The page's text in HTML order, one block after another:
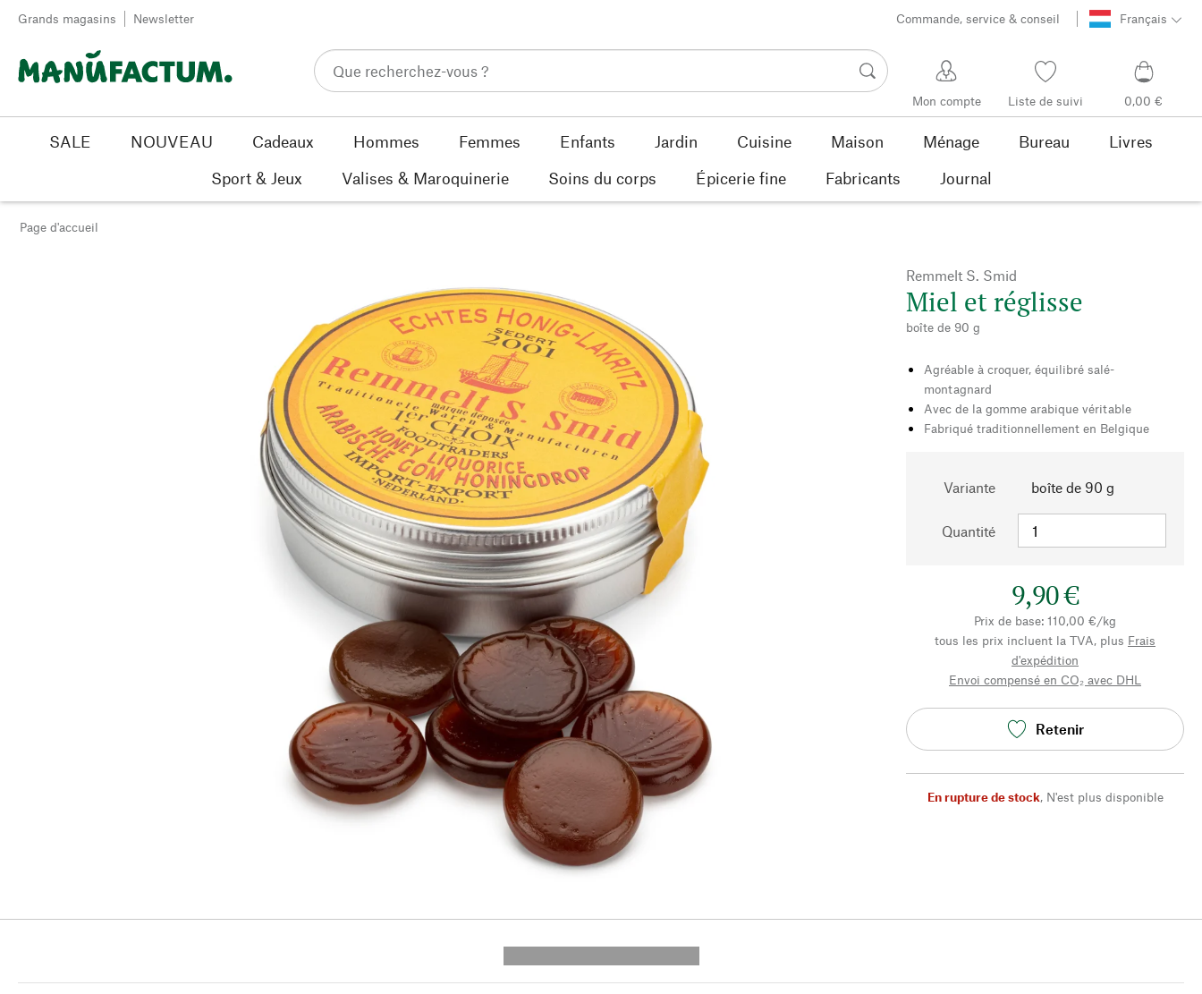
Passer au contenu
Grands magasins Newsletter Commande, service & conseil Français
Mon compte Liste de suivi 0,00 €
SALE NOUVEAU Cadeaux Hommes Femmes Enfants Jardin Cuisine Maison Ménage Bureau
Livres
Sport & Jeux
Valises & Maroquinerie Soins du corps Épicerie fine Fabricants Journal
Page d'accueil
Remmelt S. Smid
Miel et réglisse
boîte de 90 g
Agréable à croquer, équilibré salé-
montagnard
Avec de la gomme arabique véritable
Fabriqué traditionnellement en Belgique
Variante boîte de 90 g
Quantité
9,90 €
Prix de base: 110,00 €/kg
tous les prix incluent la TVA, plus Frais
d'expédition
Envoi compensé en CO₂ avec DHL
Retenir
En rupture de stock, N'est plus disponible